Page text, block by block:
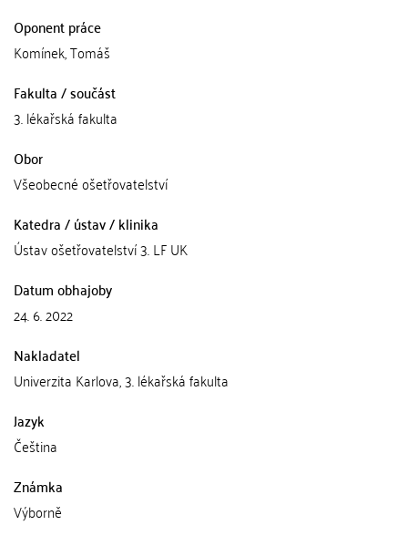
Oponent práce
Komínek, Tomáš
Fakulta / součást
3. lékařská fakulta
Obor
Všeobecné ošetřovatelství
Katedra / ústav / klinika
Ústav ošetřovatelství 3. LF UK
Datum obhajoby
24. 6. 2022
Nakladatel
Univerzita Karlova, 3. lékařská fakulta
Jazyk
Čeština
Známka
Výborně